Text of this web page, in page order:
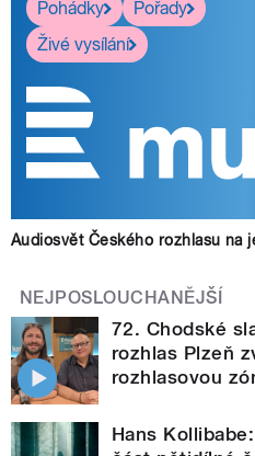
Pohádky
Pořady
Živé vysílání
Audiosvět Českého rozhlasu na
NEJPOSLOUCHANĚJŠÍ
72. Chodské
rozhlas Plzeň
rozhlasovou
Hans